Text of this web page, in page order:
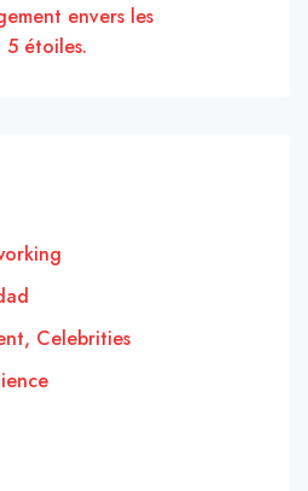
envers les
5 étoiles.
Celebrities